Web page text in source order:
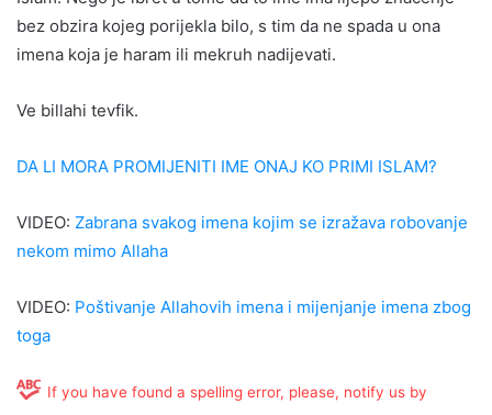
bez obzira kojeg porijekla bilo, s tim da ne spada u ona
imena koja je haram ili mekruh nadijevati.
Ve billahi tevfik.
DA LI MORA PROMIJENITI IME ONAJ KO PRIMI ISLAM?
VIDEO: Zabrana svakog imena kojim se izražava robovanje
nekom mimo Allaha
VIDEO: Poštivanje Allahovih imena i mijenjanje imena zbog
toga
If you have found a spelling error, please, notify us by